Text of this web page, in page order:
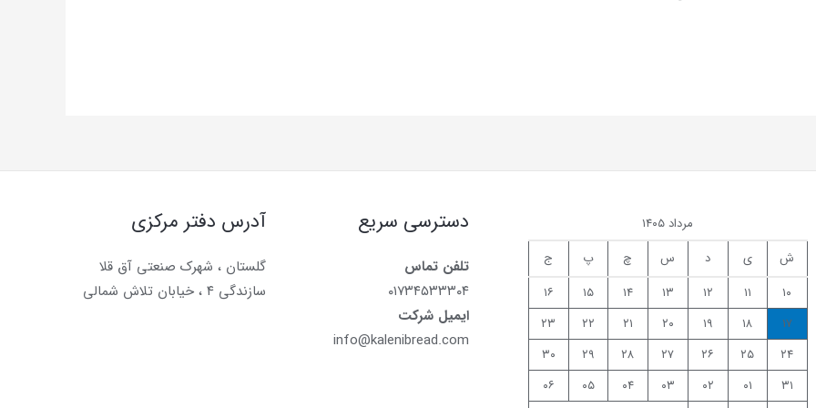
مرداد ۱۴۰۵
ش
ی د س چ پ
ج
۱۰
۱۱ ۱۲ ۱۳ ۱۴ ۱۵
۱۶
۱۷
۱۸ ۱۹ ۲۰ ۲۱ ۲۲
۲۳
۲۴
۲۵ ۲۶ ۲۷ ۲۸ ۲۹
۳۰
۳۱
۰۱ ۰۲ ۰۳ ۰۴ ۰۵
۰۶
دسترسی سریع
تلفن تماس
۰۱۷۳۴۵۳۳۳۰۴
ایمیل شرکت
info@kalenibread.com
آدرس دفتر مرکزی
گلستان ، شهرک صنعتی آق قلا
سازندگی ۴ ، خیابان تلاش شمالی